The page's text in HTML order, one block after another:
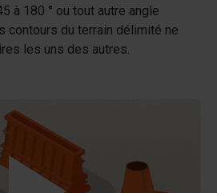
à 180 ° ou tout autre angle
contours du terrain délimité ne
les uns des autres.